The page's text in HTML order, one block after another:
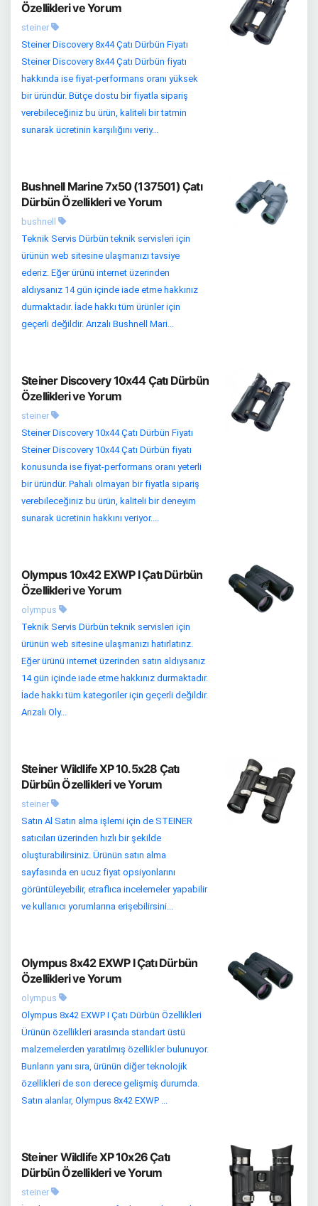
Özellikleri ve Yorum
steiner
Steiner Discovery 8x44 Çatı Dürbün Fiyatı
Steiner Discovery 8x44 Çatı Dürbün fiyatı
hakkında ise fiyat-performans oranı yüksek
bir üründür. Bütçe dostu bir fiyatla sipariş
verebileceğiniz bu ürün, kaliteli bir tatmin
sunarak ücretinin karşılığını veriy...
Bushnell Marine 7x50 (137501) Çatı
Dürbün Özellikleri ve Yorum
bushnell
Teknik Servis Dürbün teknik servisleri için
ürünün web sitesine ulaşmanızı tavsiye
ederiz. Eğer ürünü internet üzerinden
aldıysanız 14 gün içinde iade etme hakkınız
durmaktadır. İade hakkı tüm ürünler için
geçerli değildir. Arızalı Bushnell Mari...
Steiner Discovery 10x44 Çatı Dürbün
Özellikleri ve Yorum
steiner
Steiner Discovery 10x44 Çatı Dürbün Fiyatı
Steiner Discovery 10x44 Çatı Dürbün fiyatı
konusunda ise fiyat-performans oranı yeterli
bir üründür. Pahalı olmayan bir fiyatla sipariş
verebileceğiniz bu ürün, kaliteli bir deneyim
sunarak ücretinin hakkını veriyor....
Olympus 10x42 EXWP I Çatı Dürbün
Özellikleri ve Yorum
olympus
Teknik Servis Dürbün teknik servisleri için
ürünün web sitesine ulaşmanızı hatırlatırız.
Eğer ürünü internet üzerinden satın aldıysanız
14 gün içinde iade etme hakkınız durmaktadır.
İade hakkı tüm kategoriler için geçerli değildir.
Arızalı Oly...
Steiner Wildlife XP 10.5x28 Çatı
Dürbün Özellikleri ve Yorum
steiner
Satın Al Satın alma işlemi için de STEINER
satıcıları üzerinden hızlı bir şekilde
oluşturabilirsiniz. Ürünün satın alma
sayfasında en ucuz fiyat opsiyonlarını
görüntüleyebilir, etraflıca incelemeler yapabilir
ve kullanıcı yorumlarına erişebilirsini...
Olympus 8x42 EXWP I Çatı Dürbün
Özellikleri ve Yorum
olympus
Olympus 8x42 EXWP I Çatı Dürbün Özellikleri
Ürünün özellikleri arasında standart üstü
malzemelerden yaratılmış özellikler bulunuyor.
Bunların yanı sıra, ürünün diğer teknolojik
özellikleri de son derece gelişmiş durumda.
Satın alanlar, Olympus 8x42 EXWP ...
Steiner Wildlife XP 10x26 Çatı
Dürbün Özellikleri ve Yorum
steiner